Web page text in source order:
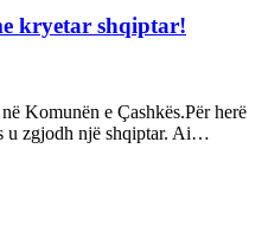
kryetar shqiptar!
Komunën e Çashkës.Për herë
u zgjodh një shqiptar. Ai…